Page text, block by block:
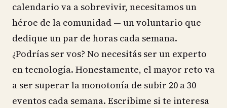
calendario va a sobrevivir, necesitamos un
héroe de la comunidad — un voluntario que
dedique un par de horas cada semana.
¿Podrías ser vos? No necesitás ser un experto
en tecnología. Honestamente, el mayor reto va
a ser superar la monotonía de subir 20 a 30
eventos cada semana. Escribime si te interesa